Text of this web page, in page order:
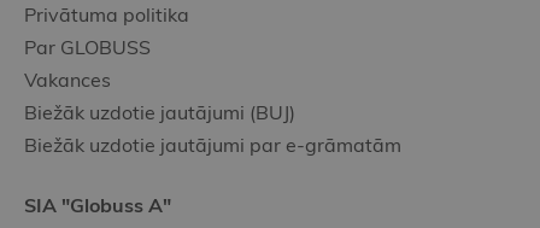
Privātuma politika
Par GLOBUSS
Vakances
Biežāk uzdotie jautājumi (BUJ)
Biežāk uzdotie jautājumi par e-grāmatām
SIA "Globuss A"